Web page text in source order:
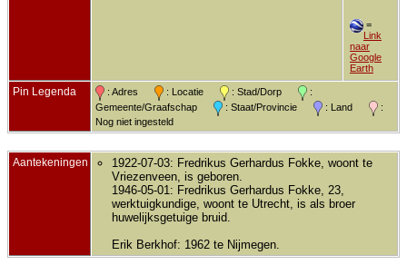
=
Link
naar
Google
Earth
Pin Legenda : Adres : Locatie : Stad/Dorp
:
Gemeente/Graafschap
: Staat/Provincie : Land
:
Nog niet ingesteld
Aantekeningen
1922-07-03: Fredrikus Gerhardus Fokke, woont te
Vriezenveen, is geboren.
1946-05-01: Fredrikus Gerhardus Fokke, 23,
werktuigkundige, woont te Utrecht, is als broer
huwelijksgetuige bruid.
Erik Berkhof: 1962 te Nijmegen.